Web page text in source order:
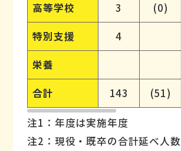
高等学校
3 (0)
特別支援
4
栄養
合計
143 (51)
注1：年度は実施年度
注2：現役・既卒の合計延べ人数